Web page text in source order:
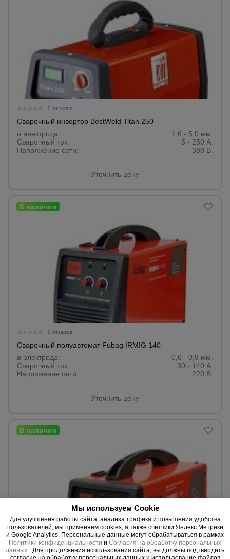
0 отзывов
Сварочный инвертор BestWeld Titan 250
ø электрода:
1,6 - 5,0 мм.
Сварочный ток:
5 - 250 А.
Напряжение сети:
380 В.
Уточнить цену
0 отзывов
Сварочный полуавтомат Fubag IRMIG 140
ø электрода:
0,6 - 0,8 мм.
Сварочный ток:
30 - 140 А.
Напряжение сети:
220 В.
Уточнить цену
0 отзывов
Мы используем Cookie
Для улучшения работы сайта, анализа трафика и повышения удобства
пользователей, мы применяем cookies, а также счетчики Яндекс.Метрики
и Google Analytics. Персональные данные могут обрабатываться в рамках
Политики конфиденциальности и Согласия на обработку персональных
данных . Для продолжения использования сайта, вы должны подтвердить